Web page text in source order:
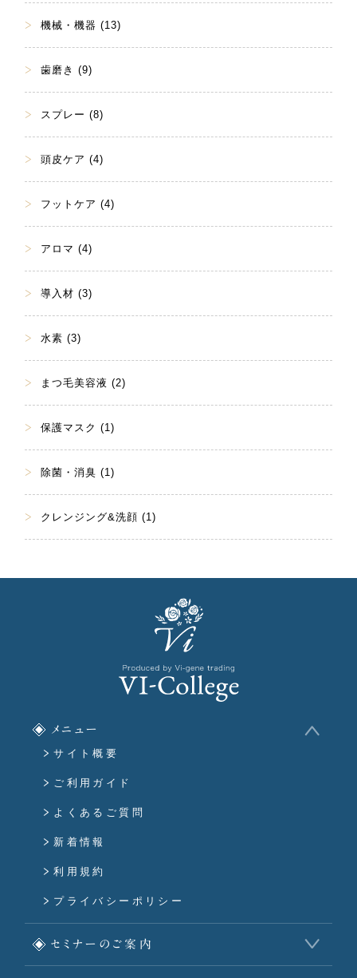
機械・機器 (13)
歯磨き (9)
スプレー (8)
頭皮ケア (4)
フットケア (4)
アロマ (4)
導入材 (3)
水素 (3)
まつ毛美容液 (2)
保護マスク (1)
除菌・消臭 (1)
クレンジング&洗顔 (1)
メニュー
サイト概要
ご利用ガイド
よくあるご質問
新着情報
利用規約
プライバシーポリシー
セミナーのご案内